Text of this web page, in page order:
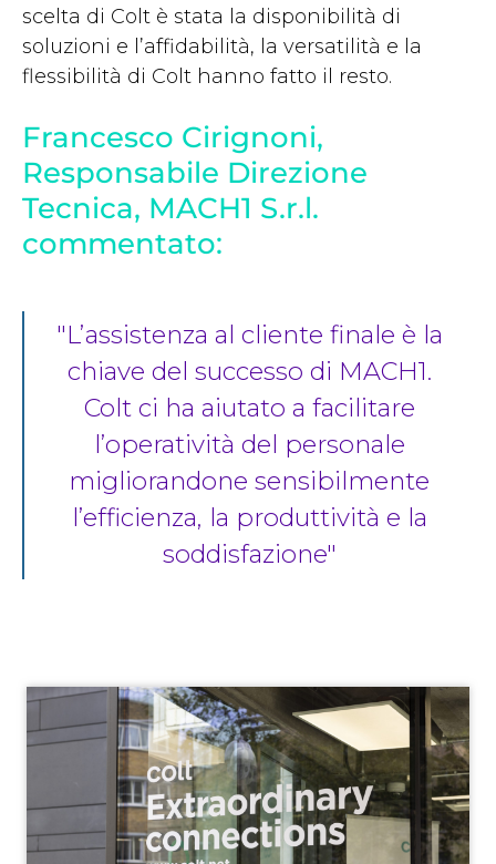
scelta di Colt è stata la disponibilità di
soluzioni e l’affidabilità, la versatilità e la
flessibilità di Colt hanno fatto il resto.
Francesco Cirignoni,
Responsabile Direzione
Tecnica, MACH1 S.r.l.
commentato:
L’assistenza al cliente finale è la
chiave del successo di MACH1.
Colt ci ha aiutato a facilitare
l’operatività del personale
migliorandone sensibilmente
l’efficienza, la produttività e la
soddisfazione